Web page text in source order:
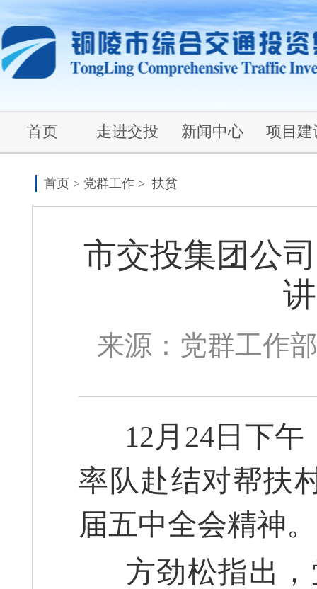
首页 走进交投 新闻中心 项目建
首页 > 党群工作 > 扶贫
市交投集团公
来源：党群工作
12月24日下午
率队赴结对帮扶
届五中全会精神。
方劲松指出，